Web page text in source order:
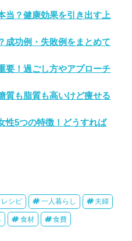
当？健康効果を引き出す上
成功例・失敗例をまとめて
要！過ごし方やアプローチ
質も脂質も高いけど痩せる
性5つの特徴！どうすれば
レシピ 一人暮らし 夫婦
食材 食費